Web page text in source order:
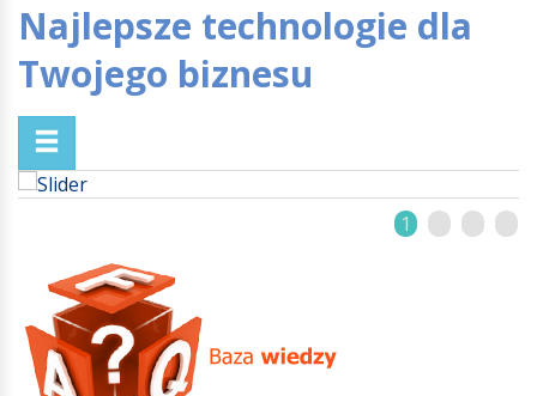
Najlepsze technologie dla
Twojego biznesu
1